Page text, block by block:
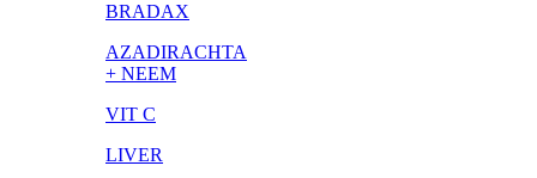
BRADAX
AZADIRACHTA
+ NEEM
VIT C
LIVER